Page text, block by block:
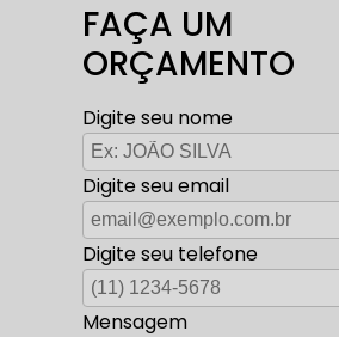
FAÇA UM
ORÇAMENTO
Digite seu nome
Digite seu email
Digite seu telefone
Mensagem